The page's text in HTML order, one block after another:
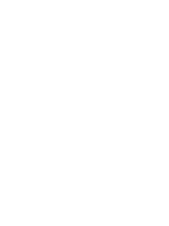
in low-light